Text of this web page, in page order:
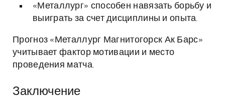
«Металлург» способен навязать борьбу и
выиграть за счет дисциплины и опыта.
Прогноз «Металлург Магнитогорск Ак Барс»
учитывает фактор мотивации и место
проведения матча.
Заключение